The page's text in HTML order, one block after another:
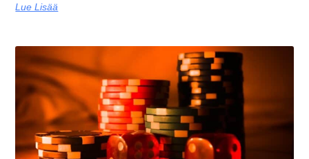
Lue Lisää